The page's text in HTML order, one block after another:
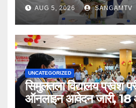
AUG 5, 2026 SANGAMTV
UNCATEGORIZED
सिमुलतला विद्यालय प्रवेश
ऑनलाइन आवेदन जारी, 18